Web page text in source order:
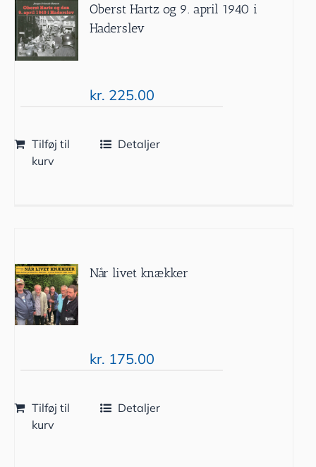
Oberst Hartz og 9. april 1940 i
Haderslev
kr. 225.00
Tilføj til
kurv
Detaljer
Når livet knækker
kr. 175.00
Tilføj til
kurv
Detaljer